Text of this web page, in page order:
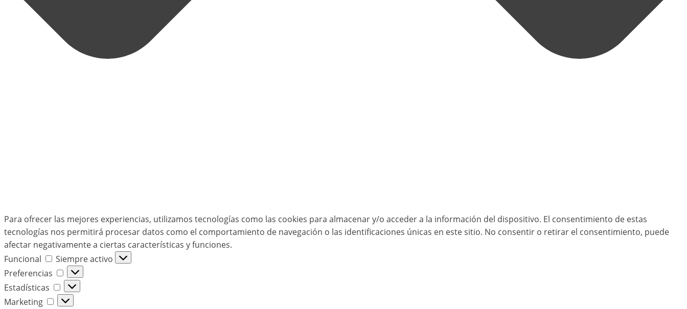
Para ofrecer las mejores experiencias, utilizamos tecnologías como las cookies para almacenar y/o acceder a la información del dispositivo. El consentimiento de estas
tecnologías nos permitirá procesar datos como el comportamiento de navegación o las identificaciones únicas en este sitio. No consentir o retirar el consentimiento, puede
afectar negativamente a ciertas características y funciones.
Funcional
Funcional
Siempre activo
Preferencias
Preferencias
Estadísticas
Estadísticas
Marketing
Marketing